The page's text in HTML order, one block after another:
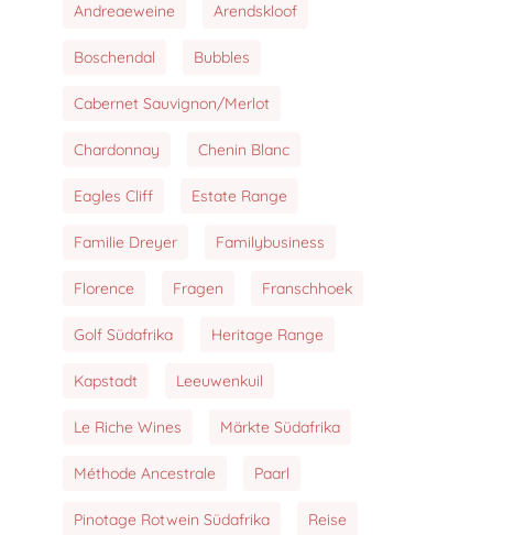
Andreaeweine Arendskloof
Boschendal Bubbles
Cabernet Sauvignon/Merlot
Chardonnay Chenin Blanc
Eagles Cliff Estate Range
Familie Dreyer Familybusiness
Florence Fragen Franschhoek
Golf Südafrika Heritage Range
Kapstadt Leeuwenkuil
Le Riche Wines Märkte Südafrika
Méthode Ancestrale Paarl
Pinotage Rotwein Südafrika Reise